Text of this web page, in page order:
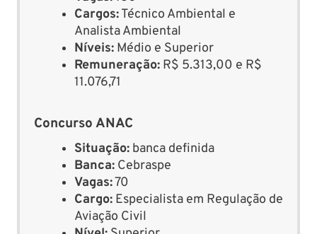
Cargos:Técnico Ambiental e
Analista Ambiental
Níveis: Médio e Superior
Remuneração: R$ 5.313,00 e R$
11.076,71
Concurso ANAC
Situação: banca definida
Banca: Cebraspe
Vagas:70
Cargo: Especialista em Regulação de
Aviação Civil